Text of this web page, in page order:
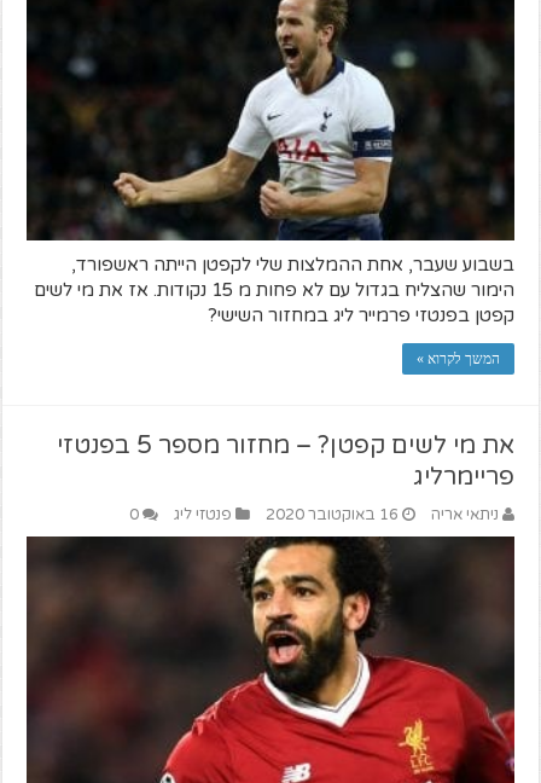
בשבוע שעבר, אחת ההמלצות שלי לקפטן הייתה ראשפורד,
הימור שהצליח בגדול עם לא פחות מ 15 נקודות. אז את מי לשים
קפטן בפנטזי פרמייר ליג במחזור השישי?
המשך לקרוא »
את מי לשים קפטן? – מחזור מספר 5 בפנטזי
פריימרליג
ניתאי אריה 16 באוקטובר 2020 פנטזי ליג 0